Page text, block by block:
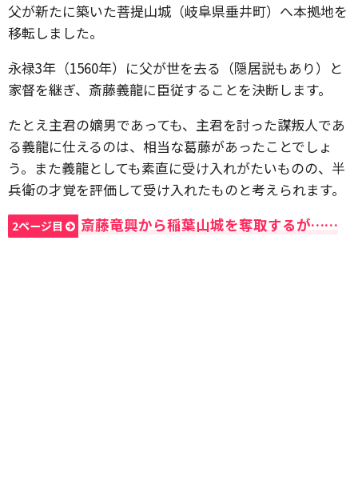
父が新たに築いた菩提山城（岐阜県垂井町）へ本拠地を
移転しました。
永禄3年（1560年）に父が世を去る（隠居説もあり）と
家督を継ぎ、斎藤義龍に臣従することを決断します。
たとえ主君の嫡男であっても、主君を討った謀叛人であ
る義龍に仕えるのは、相当な葛藤があったことでしょ
う。また義龍としても素直に受け入れがたいものの、半
兵衛の才覚を評価して受け入れたものと考えられます。
2ページ目 斎藤竜興から稲葉山城を奪取するが……